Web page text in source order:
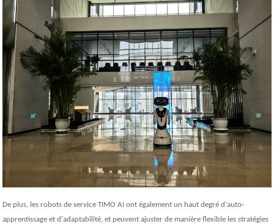
De plus, les robots de service TIMO AI ont également un haut degré d'auto-
apprentissage et d'adaptabilité, et peuvent ajuster de manière flexible les stratégies